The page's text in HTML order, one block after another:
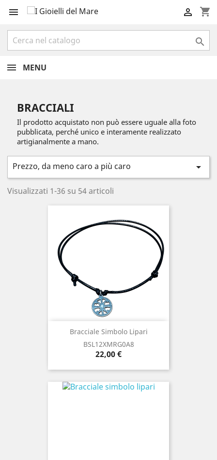
 shopping_cart


MENU
BRACCIALI
Il prodotto acquistato non può essere uguale alla foto
pubblicata, perché unico e interamente realizzato
artigianalmente a mano.
Prezzo, da meno caro a più caro 
Visualizzati 1-36 su 54 articoli
Bracciale Simbolo Lipari
BSL12XMRG0A8
Prezzo
22,00 €